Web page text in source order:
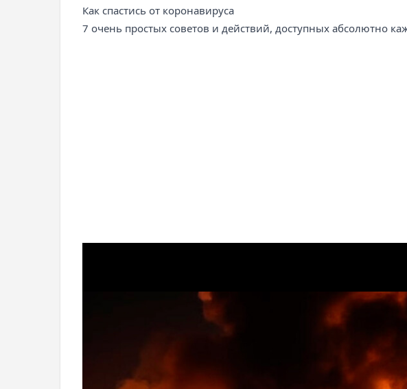
Как спастись от коронавируса
7 очень простых советов и действий, доступных абсолютно